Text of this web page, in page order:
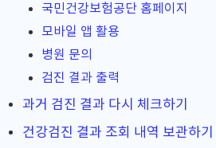
국민건강보험공단 홈페이지
모바일 앱 활용
병원 문의
검진 결과 출력
과거 검진 결과 다시 체크하기
건강검진 결과 조회 내역 보관하기